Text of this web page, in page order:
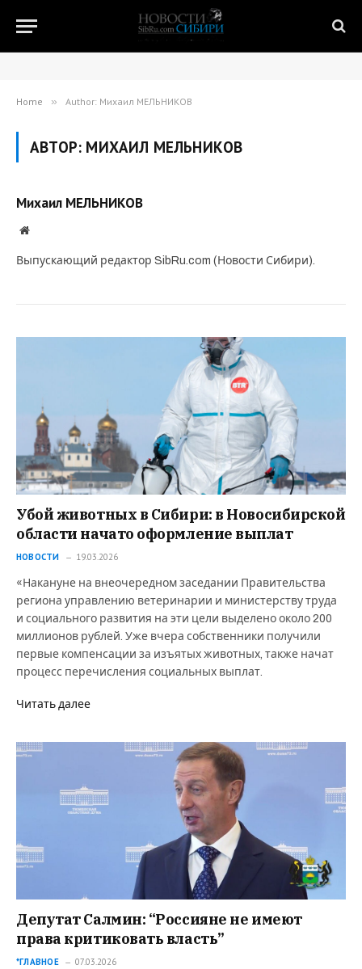
Home » Author: Михаил МЕЛЬНИКОВ
АВТОР: МИХАИЛ МЕЛЬНИКОВ
Михаил МЕЛЬНИКОВ
Website
Выпускающий редактор SibRu.com (Новости Сибири).
Убой животных в Сибири: в Новосибирской
области начато оформление выплат
НОВОСТИ 19.03.2026
«Накануне на внеочередном заседании Правительства
региона управлению ветеринарии и министерству труда
и социального развития на эти цели выделено около 200
миллионов рублей. Уже вчера собственники получили
первые компенсации за изъятых животных, также начат
процесс перечисления социальных выплат.
Читать далее
Депутат Салмин: “Россияне не имеют
права критиковать власть”
*ГЛАВНОЕ 07.03.2026